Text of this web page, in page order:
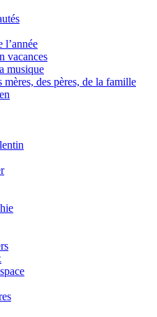
l’année
vacances
musique
mères, des pères, de la famille